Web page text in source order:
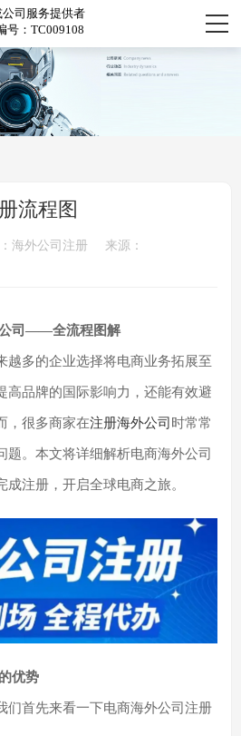
司服务提供者
号：TC009108
流程图
海外公司注册
来源：
司——全流程图解
越多的企业选择将电商业务拓展至
高品牌的国际影响力，还能有效避
，很多商家在注册海外公司 时常常
题。本文将详细解析电商海外公司
注册，开启全球电商之旅。
优势
们首先来看一下电商海外公司注册